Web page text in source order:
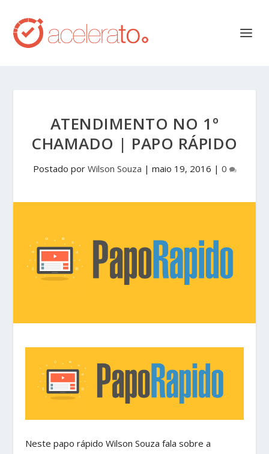
ATENDIMENTO NO 1º
CHAMADO | PAPO RÁPIDO
Postado por Wilson Souza | maio 19, 2016 | 0
Neste papo rápido Wilson Souza fala sobre a